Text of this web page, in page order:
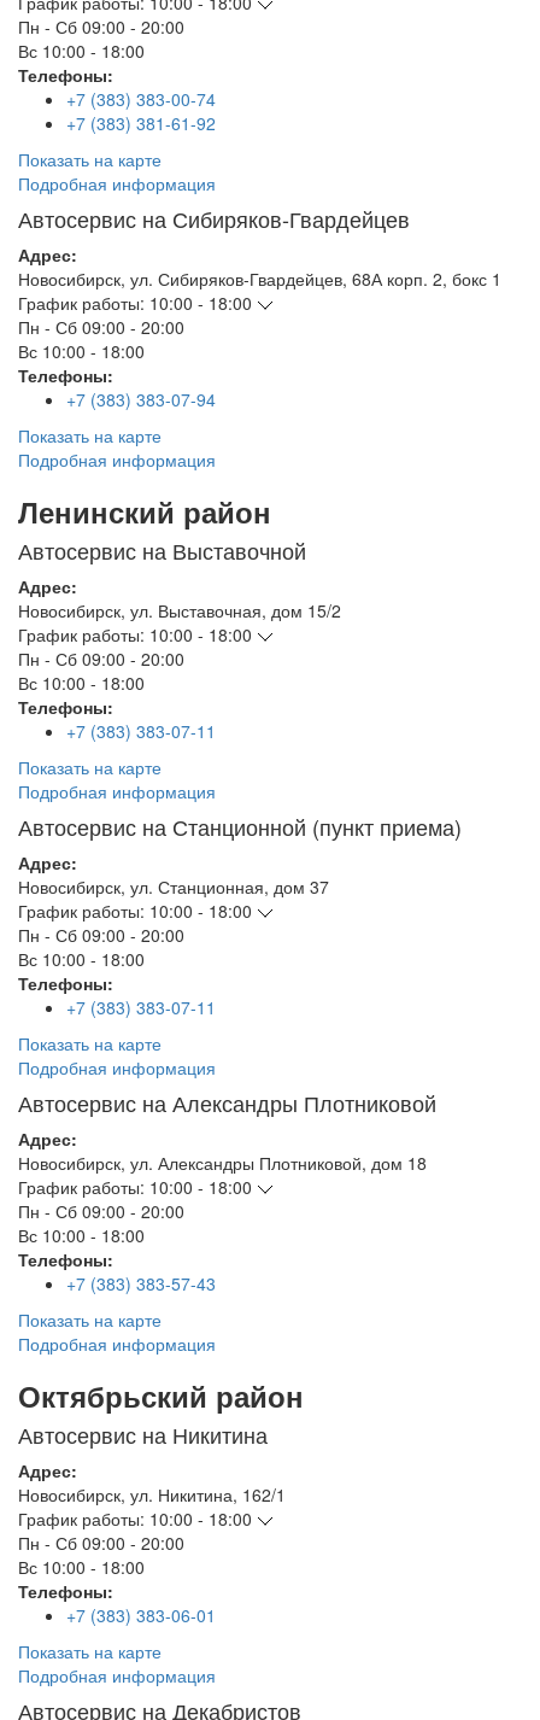
Пн - Сб 09:00 - 20:00
Вс 10:00 - 18:00
Телефоны:
+7 (383) 383-00-74
+7 (383) 381-61-92
Показать на карте
Подробная информация
Автосервис на Сибиряков-Гвардейцев
Адрес:
Новосибирск, ул. Сибиряков-Гвардейцев, 68А корп. 2, бокс 1
График работы: 10:00 - 18:00
Пн - Сб 09:00 - 20:00
Вс 10:00 - 18:00
Телефоны:
+7 (383) 383-07-94
Показать на карте
Подробная информация
Ленинский район
Автосервис на Выставочной
Адрес:
Новосибирск, ул. Выставочная, дом 15/2
График работы: 10:00 - 18:00
Пн - Сб 09:00 - 20:00
Вс 10:00 - 18:00
Телефоны:
+7 (383) 383-07-11
Показать на карте
Подробная информация
Автосервис на Станционной (пункт приема)
Адрес:
Новосибирск, ул. Станционная, дом 37
График работы: 10:00 - 18:00
Пн - Сб 09:00 - 20:00
Вс 10:00 - 18:00
Телефоны:
+7 (383) 383-07-11
Показать на карте
Подробная информация
Автосервис на Александры Плотниковой
Адрес:
Новосибирск, ул. Александры Плотниковой, дом 18
График работы: 10:00 - 18:00
Пн - Сб 09:00 - 20:00
Вс 10:00 - 18:00
Телефоны:
+7 (383) 383-57-43
Показать на карте
Подробная информация
Октябрьский район
Автосервис на Никитина
Адрес:
Новосибирск, ул. Никитина, 162/1
График работы: 10:00 - 18:00
Пн - Сб 09:00 - 20:00
Вс 10:00 - 18:00
Телефоны:
+7 (383) 383-06-01
Показать на карте
Подробная информация
Автосервис на Декабристов